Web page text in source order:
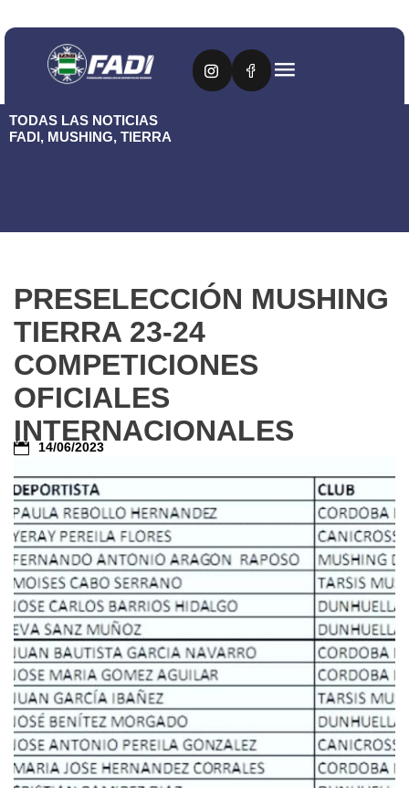
TODAS LAS NOTICIAS
FADI, MUSHING, TIERRA
PRESELECCIÓN MUSHING
TIERRA 23-24
COMPETICIONES
OFICIALES
INTERNACIONALES
14/06/2023